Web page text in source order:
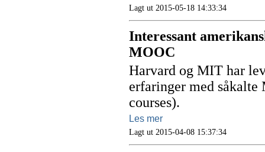
Lagt ut 2015-05-18 14:33:34
Interessant
MOOC
Harvard og MIT har
erfaringer med
courses).
Les mer
Lagt ut 2015-04-08 15:37:34